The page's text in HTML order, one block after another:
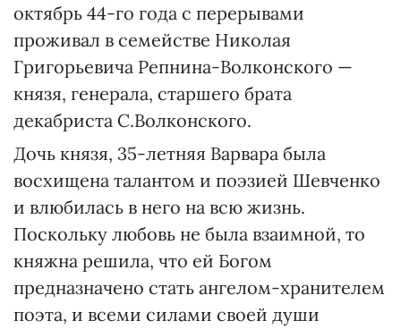
октябрь 44-го года с перерывами
проживал в семействе Николая
Григорьевича Репнина-Волконского —
князя, генерала, старшего брата
декабриста С.Волконского.
Дочь князя, 35-летняя Варвара была
восхищена талантом и поэзией Шевченко
и влюбилась в него на всю жизнь.
Поскольку любовь не была взаимной, то
княжна решила, что ей Богом
предназначено стать ангелом-хранителем
поэта, и всеми силами своей души